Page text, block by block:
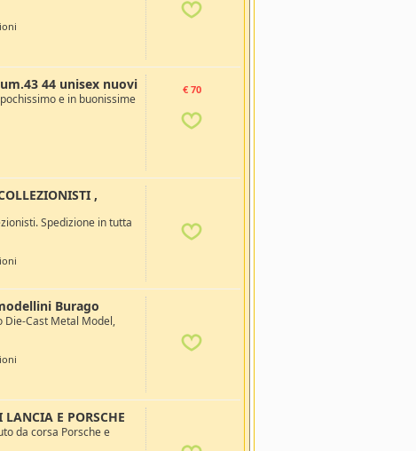
44 unisex nuovi
e in buonissime
€ 70
,
Spedizione in tutta
Burago
Die-Cast Metal Model,
E PORSCHE
da corsa Porsche e